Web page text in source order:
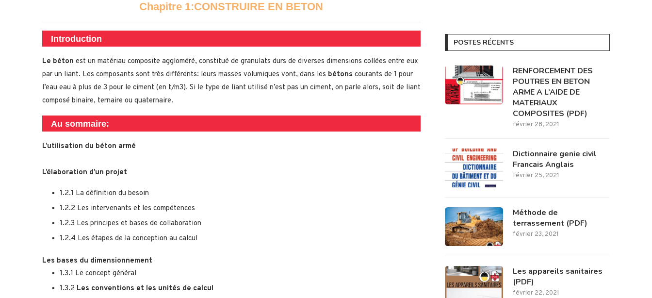
Chapitre 1:CONSTRUIRE EN BETON
Introduction
Le béton est un matériau composite aggloméré, constitué de granulats durs de diverses dimensions collées entre eux
par un liant. Les composants sont très différents: leurs masses volumiques vont, dans les bétons courants de 1 pour
l’eau eau à plus de 3 pour le ciment (en t/m3). Si le type de liant utilisé n’est pas un ciment, on parle alors, soit de liant
composé binaire, ternaire ou quaternaire.
Au sommaire:
L’utilisation du béton armé
L’élaboration d’un projet
1.2.1 La définition du besoin
1.2.2 Les intervenants et les compétences
1.2.3 Les principes et bases de collaboration
1.2.4 Les étapes de la conception au calcul
Les bases du dimensionnement
1.3.1 Le concept général
1.3.2 Les conventions et les unités de calcul
POSTES RÉCENTS
RENFORCEMENT DES
POUTRES EN BETON
ARME A L’AIDE DE
MATERIAUX
COMPOSITES (PDF)
février 28, 2021
Dictionnaire genie civil
Francais Anglais
février 25, 2021
Méthode de
terrassement (PDF)
février 23, 2021
Les appareils sanitaires
(PDF)
février 22, 2021